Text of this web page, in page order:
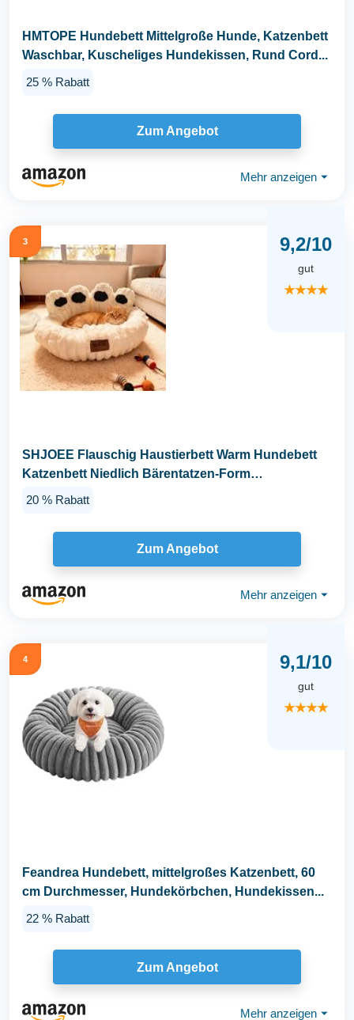
HMTOPE Hundebett Mittelgroße Hunde, Katzenbett
Waschbar, Kuscheliges Hundekissen, Rund Cord...
25 % Rabatt
Zum Angebot
Mehr anzeigen ⏷
3 9,2/10
gut
★★★★
SHJOEE Flauschig Haustierbett Warm Hundebett
Katzenbett Niedlich Bärentatzen-Form
Hundekissen...
20 % Rabatt
Zum Angebot
Mehr anzeigen ⏷
4 9,1/10
gut
★★★★
Feandrea Hundebett, mittelgroßes Katzenbett, 60
cm Durchmesser, Hundekörbchen, Hundekissen...
22 % Rabatt
Zum Angebot
Mehr anzeigen ⏷